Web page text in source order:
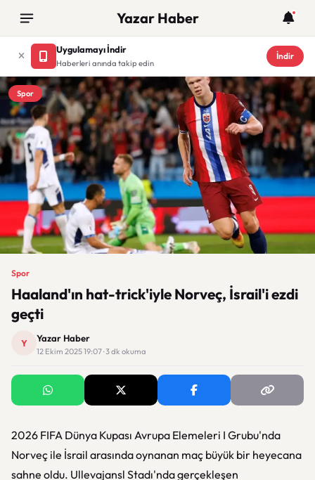
Yazar Haber
Uygulamayı İndir
Haberleri anında takip edin
İndir
Spor
Spor
Haaland'ın hat-trick'iyle Norveç, İsrail'i ezdi
geçti
Y Yazar Haber
12 Ekim 2025 19:07 · 3 dk okuma
2026 FIFA Dünya Kupası Avrupa Elemeleri I Grubu'nda
Norveç ile İsrail arasında oynanan maç büyük bir heyecana
sahne oldu. Ullevajansl Stadı'nda gerçekleşen